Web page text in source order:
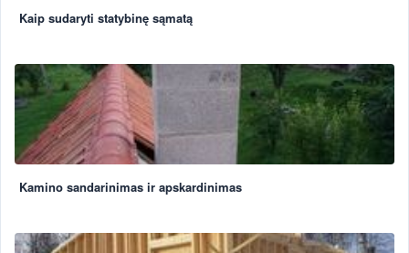
Kaip sudaryti statybinę sąmatą
Kamino sandarinimas ir apskardinimas